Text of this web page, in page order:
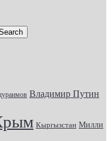
Владимир Путин
Кыргызстан Милли